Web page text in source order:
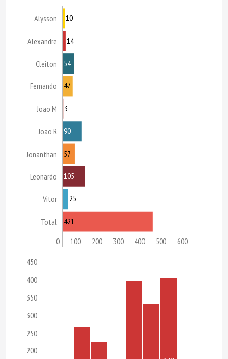
Alysson
Alexandre
Cleiton
Fernando
Joao M
Joao R
Jonanthan
Leonardo
Vitor
Total
0 100 200 300 400 500 600
10
14
54
47
3
90
57
105
25
421
450
400
350
300
250
200